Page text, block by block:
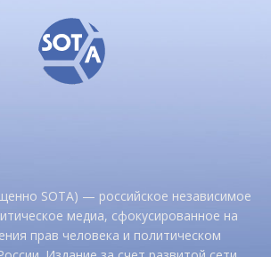
SOTA) — российское независимое
медиа, сфокусированное на
прав человека и политическом